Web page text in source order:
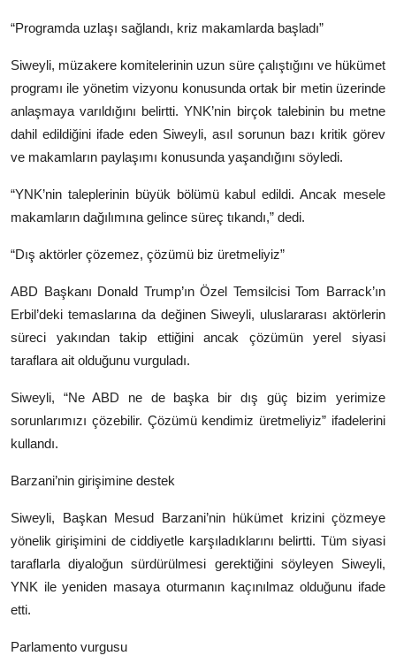
“Programda uzlaşı sağlandı, kriz makamlarda başladı”
Siweyli, müzakere komitelerinin uzun süre çalıştığını ve hükümet
programı ile yönetim vizyonu konusunda ortak bir metin üzerinde
anlaşmaya varıldığını belirtti. YNK’nin birçok talebinin bu metne
dahil edildiğini ifade eden Siweyli, asıl sorunun bazı kritik görev
ve makamların paylaşımı konusunda yaşandığını söyledi.
“YNK’nin taleplerinin büyük bölümü kabul edildi. Ancak mesele
makamların dağılımına gelince süreç tıkandı,” dedi.
“Dış aktörler çözemez, çözümü biz üretmeliyiz”
ABD Başkanı Donald Trump’ın Özel Temsilcisi Tom Barrack’ın
Erbil’deki temaslarına da değinen Siweyli, uluslararası aktörlerin
süreci yakından takip ettiğini ancak çözümün yerel siyasi
taraflara ait olduğunu vurguladı.
Siweyli, “Ne ABD ne de başka bir dış güç bizim yerimize
sorunlarımızı çözebilir. Çözümü kendimiz üretmeliyiz” ifadelerini
kullandı.
Barzani’nin girişimine destek
Siweyli, Başkan Mesud Barzani’nin hükümet krizini çözmeye
yönelik girişimini de ciddiyetle karşıladıklarını belirtti. Tüm siyasi
taraflarla diyaloğun sürdürülmesi gerektiğini söyleyen Siweyli,
YNK ile yeniden masaya oturmanın kaçınılmaz olduğunu ifade
etti.
Parlamento vurgusu